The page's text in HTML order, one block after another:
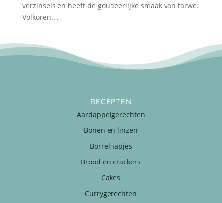
verzinsels en heeft de goudeerlijke smaak van tarwe.
Volkoren....
RECEPTEN
Aardappelgerechten
Bonen en linzen
Borrelhapjes
Brood en crackers
Cakes
Currygerechten